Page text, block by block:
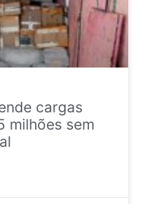
cargas
milhões sem